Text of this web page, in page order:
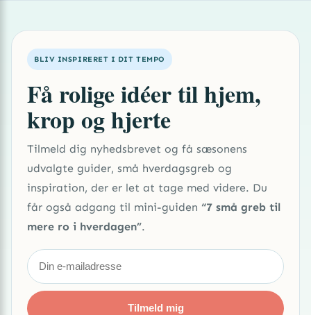
BLIV INSPIRERET I DIT TEMPO
Få rolige idéer til hjem,
krop og hjerte
Tilmeld dig nyhedsbrevet og få sæsonens
udvalgte guider, små hverdagsgreb og
inspiration, der er let at tage med videre. Du
får også adgang til mini-guiden “7 små greb til
mere ro i hverdagen”.
Tilmeld mig